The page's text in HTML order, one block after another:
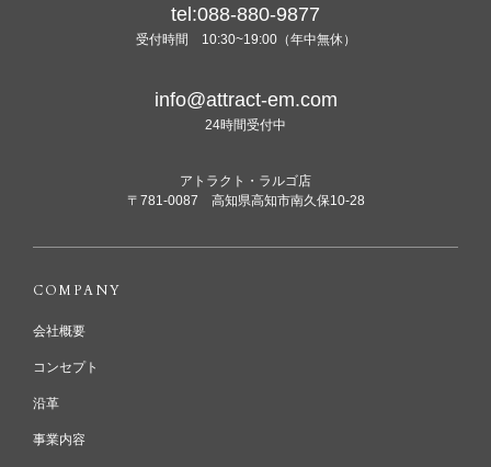
tel:088-880-9877
受付時間 10:30~19:00（年中無休）
info@attract-em.com
24時間受付中
アトラクト・ラルゴ店
〒781-0087 高知県高知市南久保10-28
COMPANY
会社概要
コンセプト
沿革
事業内容